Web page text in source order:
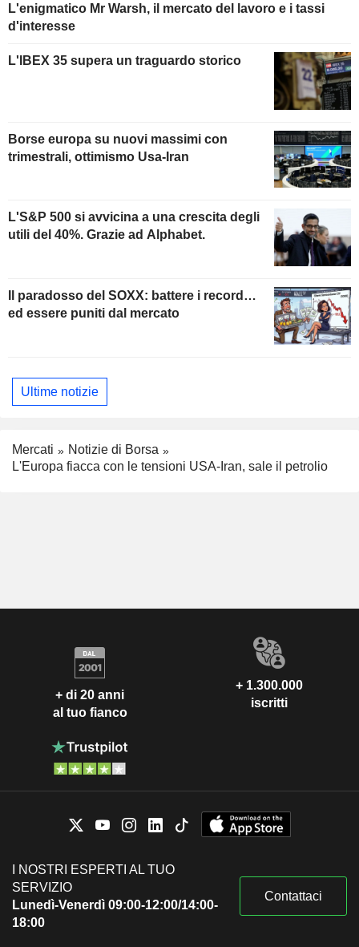
L'enigmatico Mr Warsh, il mercato del lavoro e i tassi
d'interesse
L'IBEX 35 supera un traguardo storico
Borse europa su nuovi massimi con
trimestrali, ottimismo Usa-Iran
L'S&P 500 si avvicina a una crescita degli
utili del 40%. Grazie ad Alphabet.
Il paradosso del SOXX: battere i record…
ed essere puniti dal mercato
Ultime notizie
Mercati
Notizie di Borsa
L'Europa fiacca con le tensioni USA-Iran, sale il petrolio
+ di 20 anni
al tuo fianco
+ 1.300.000
iscritti
I NOSTRI ESPERTI AL TUO
SERVIZIO
Lunedì-Venerdì 09:00-12:00/14:00-
18:00
Contattaci